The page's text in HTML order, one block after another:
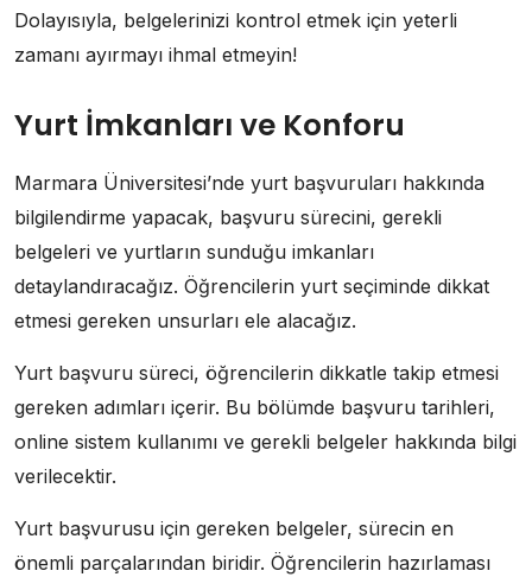
Dolayısıyla, belgelerinizi kontrol etmek için yeterli
zamanı ayırmayı ihmal etmeyin!
Yurt İmkanları ve Konforu
Marmara Üniversitesi’nde yurt başvuruları hakkında
bilgilendirme yapacak, başvuru sürecini, gerekli
belgeleri ve yurtların sunduğu imkanları
detaylandıracağız. Öğrencilerin yurt seçiminde dikkat
etmesi gereken unsurları ele alacağız.
Yurt başvuru süreci, öğrencilerin dikkatle takip etmesi
gereken adımları içerir. Bu bölümde başvuru tarihleri,
online sistem kullanımı ve gerekli belgeler hakkında bilgi
verilecektir.
Yurt başvurusu için gereken belgeler, sürecin en
önemli parçalarından biridir. Öğrencilerin hazırlaması